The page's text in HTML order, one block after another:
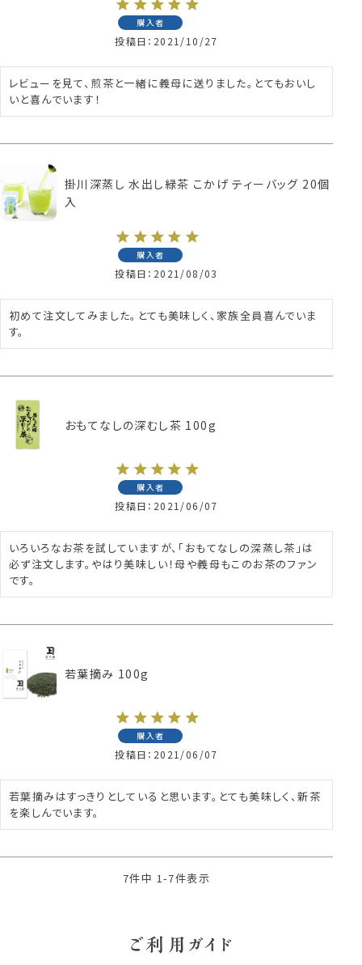
購入者
投稿日 2021/10/27
レビューを見て、煎茶と一緒に義母に送りました。とてもおいし
いと喜んでいます！
掛川深蒸し 水出し緑茶 こかげ ティーバッグ 20個
入
購入者
投稿日 2021/08/03
初めて注文してみました。とても美味しく、家族全員喜んでいま
す。
おもてなしの深むし茶 100g
購入者
投稿日 2021/06/07
いろいろなお茶を試していますが、「おもてなしの深蒸し茶」は
必ず注文します。やはり美味しい！母や義母もこのお茶のファン
です。
若葉摘み 100g
購入者
投稿日 2021/06/07
若葉摘みはすっきりとしていると思います。とても美味しく、新茶
を楽しんでいます。
7件中 1-7件表示
ご利用ガイド